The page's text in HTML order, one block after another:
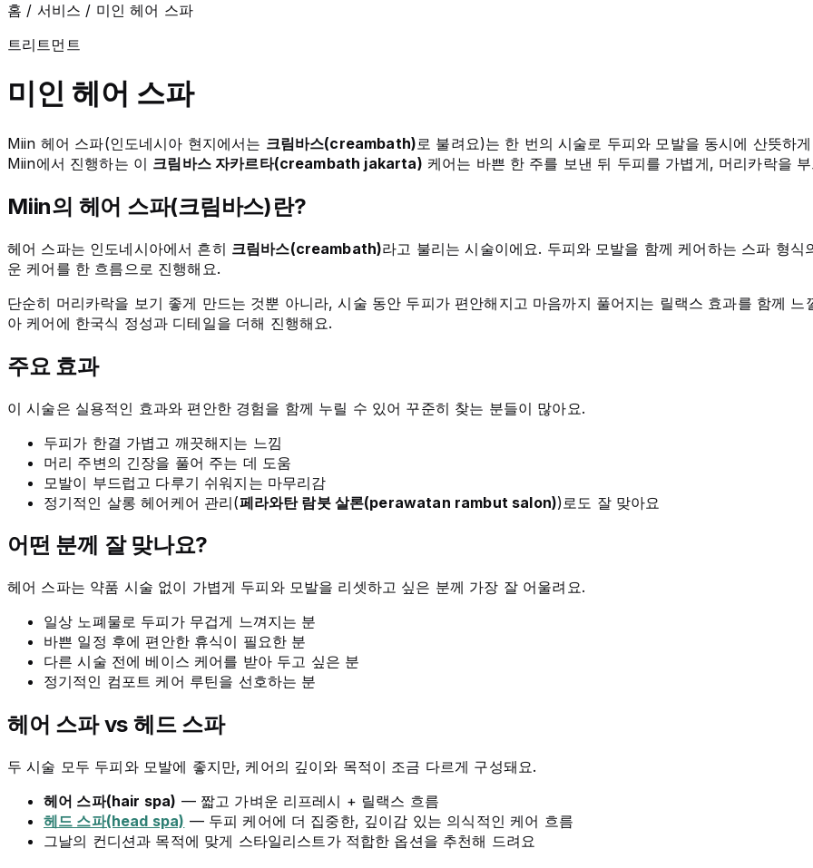
홈 / 서비스 / 미인 헤어 스파
트리트먼트
미인 헤어 스파
Miin 헤어 스파(인도네시아 현지에서는 크림바스(creambath) 로 불려요)는 한 번의 시술로 두피와 모발을 동시에 산뜻하
Miin에서 진행하는 이 크림바스 자카르타(creambath jakarta) 케어는 바쁜 한 주를 보낸 뒤 두피를 가볍게, 머리카락을
Miin의 헤어 스파(크림바스)란?
헤어 스파는 인도네시아에서 흔히 크림바스(creambath)라고 불리는 시술이에요. 두피와 모발을 함께 케어하는 스파 형식
운 케어를 한 흐름으로 진행해요.
단순히 머리카락을 보기 좋게 만드는 것뿐 아니라, 시술 동안 두피가 편안해지고 마음까지 풀어지는 릴랙스 효과를 함께
아 케어에 한국식 정성과 디테일을 더해 진행해요.
주요 효과
이 시술은 실용적인 효과와 편안한 경험을 함께 누릴 수 있어 꾸준히 찾는 분들이 많아요.
두피가 한결 가볍고 깨끗해지는 느낌
머리 주변의 긴장을 풀어 주는 데 도움
모발이 부드럽고 다루기 쉬워지는 마무리감
정기적인 살롱 헤어케어 관리(페라와탄 람붓 살론(perawatan rambut salon))로도 잘 맞아요
어떤 분께 잘 맞나요?
헤어 스파는 약품 시술 없이 가볍게 두피와 모발을 리셋하고 싶은 분께 가장 잘 어울려요.
일상 노폐물로 두피가 무겁게 느껴지는 분
바쁜 일정 후에 편안한 휴식이 필요한 분
다른 시술 전에 베이스 케어를 받아 두고 싶은 분
정기적인 컴포트 케어 루틴을 선호하는 분
헤어 스파 vs 헤드 스파
두 시술 모두 두피와 모발에 좋지만, 케어의 깊이와 목적이 조금 다르게 구성돼요.
헤어 스파(hair spa) — 짧고 가벼운 리프레시 + 릴랙스 흐름
헤드 스파(head spa) — 두피 케어에 더 집중한, 깊이감 있는 의식적인 케어 흐름
그날의 컨디션과 목적에 맞게 스타일리스트가 적합한 옵션을 추천해 드려요